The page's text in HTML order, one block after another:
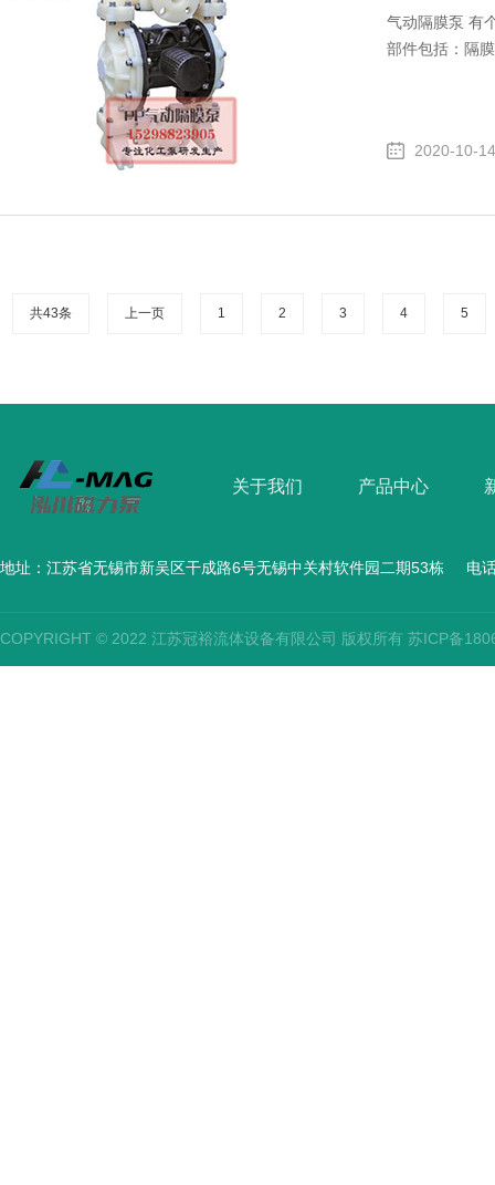
气动隔膜泵 有
部件包括：隔
2020-10-14
共43条 上一页 1 2 3 4 5
关于我们 产品中心
地址：江苏省无锡市新吴区干成路6号无锡中关村软件园二期53栋 电
COPYRIGHT © 2022 江苏冠裕流体设备有限公司 版权所有 苏ICP备